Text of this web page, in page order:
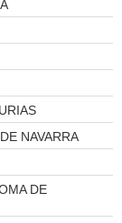
NAVARRA
DE